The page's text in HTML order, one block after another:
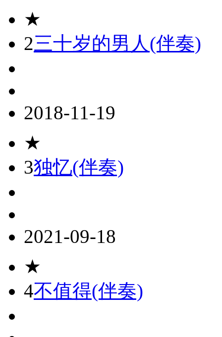
★
2三十岁的男人(伴奏)
2018-11-19
★
3独忆(伴奏)
2021-09-18
★
4不值得(伴奏)